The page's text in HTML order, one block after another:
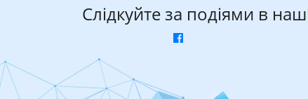
Слідкуйте за подіями в